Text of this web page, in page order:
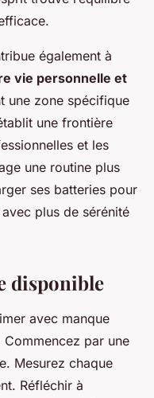
également à
vie personnelle et
une zone spécifique
une frontière
et les
une routine plus
ses batteries pour
plus de sérénité
disponible
avec manque
Commencez par une
Mesurez chaque
Réfléchir à